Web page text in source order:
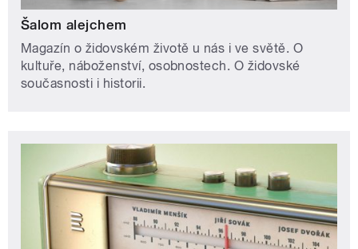
Šalom alejchem
Magazín o židovském životě u nás i ve světě. O
kultuře, náboženství, osobnostech. O židovské
současnosti i historii.